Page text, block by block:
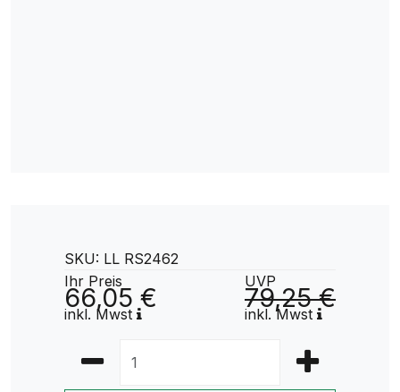
SKU: LL RS2462
Ihr Preis
66,05 €
inkl. Mwst
UVP
79,25 €
inkl. Mwst